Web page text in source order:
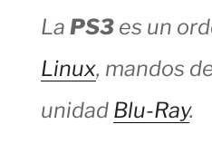
La PS3 es un
Linux, mandos
unidad Blu-Ray.